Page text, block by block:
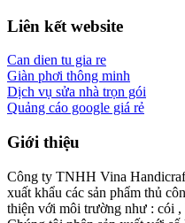
Liên kết website
Can dien tu gia re
Giàn phơi thông minh
Dịch vụ sửa nhà trọn gói
Quảng cáo google giá rẻ
Giới thiệu
Công ty TNHH Vina
xuất khẩu các sản phẩm thủ
thiện với môi trường như : cói ,